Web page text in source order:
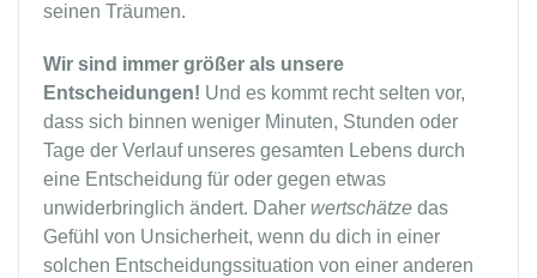
seinen Träumen.
Wir sind immer größer als unsere
Entscheidungen! Und es kommt recht selten vor,
dass sich binnen weniger Minuten, Stunden oder
Tage der Verlauf unseres gesamten Lebens durch
eine Entscheidung für oder gegen etwas
unwiderbringlich ändert. Daher wertschätze das
Gefühl von Unsicherheit, wenn du dich in einer
solchen Entscheidungssituation von einer anderen